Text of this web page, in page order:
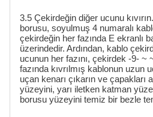
3.5 Çekirdeğin diğer ucunu
borusu, soyulmuş 4 numaralı
çekirdeğin her fazında E ekranlı
üzerindedir. Ardından, kablo
ucunun her fazını, çekirdek -9- ~
fazında kıvrılmış kablonun uzun
uçan kenarı çıkarın ve çapakları
yüzeyini, yarı iletken katman
borusu yüzeyini temiz bir bezle